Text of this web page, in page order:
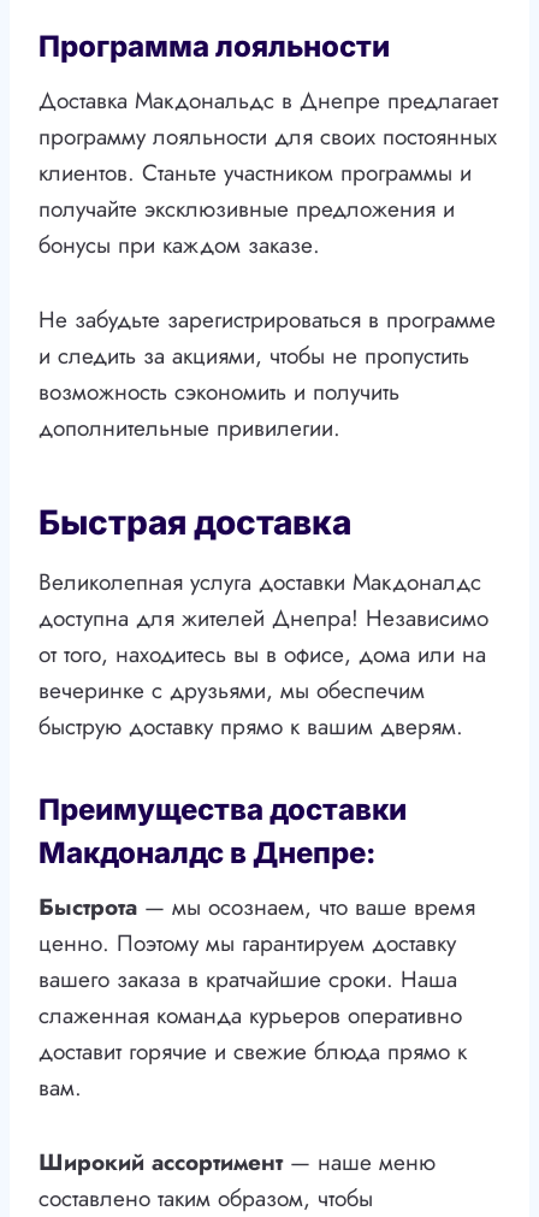
Программа лояльности
Доставка Макдональдс в Днепре предлагает
программу лояльности для своих постоянных
клиентов. Станьте участником программы и
получайте эксклюзивные предложения и
бонусы при каждом заказе.
Не забудьте зарегистрироваться в программе
и следить за акциями, чтобы не пропустить
возможность сэкономить и получить
дополнительные привилегии.
Быстрая доставка
Великолепная услуга доставки Макдоналдс
доступна для жителей Днепра! Независимо
от того, находитесь вы в офисе, дома или на
вечеринке с друзьями, мы обеспечим
быструю доставку прямо к вашим дверям.
Преимущества доставки
Макдоналдс в Днепре:
Быстрота — мы осознаем, что ваше время
ценно. Поэтому мы гарантируем доставку
вашего заказа в кратчайшие сроки. Наша
слаженная команда курьеров оперативно
доставит горячие и свежие блюда прямо к
вам.
Широкий ассортимент— наше меню
составлено таким образом, чтобы